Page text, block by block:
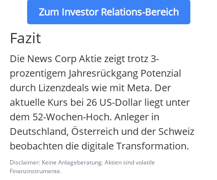
Zum Investor Relations-Bereich
Fazit
Die News Corp Aktie zeigt trotz 3-
prozentigem Jahresrückgang Potenzial
durch Lizenzdeals wie mit Meta. Der
aktuelle Kurs bei 26 US-Dollar liegt unter
dem 52-Wochen-Hoch. Anleger in
Deutschland, Österreich und der Schweiz
beobachten die digitale Transformation.
Disclaimer: Keine Anlageberatung. Aktien sind volatile
Finanzinstrumente.